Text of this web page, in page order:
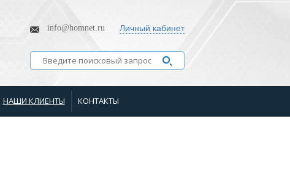
info@homnet.ru Личный кабинет
НАШИ КЛИЕНТЫ КОНТАКТЫ